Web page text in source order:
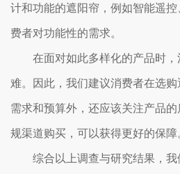
计和功能的遮阳帘，例如智能遥
费者对功能性的需求。
在面对如此多样化的产品时
难。因此，我们建议消费者在选
需求和预算外，还应该关注产品
规渠道购买，可以获得更好的保障
综合以上调查与研究结果，